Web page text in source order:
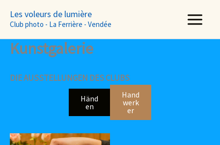
Les voleurs de lumière
Club photo - La Ferrière - Vendée
Kunstgalerie
DIE AUSSTELLUNGEN DES CLUBS
Händ
en
Hand
werk
er